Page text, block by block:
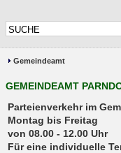
Gemeindeamt
GEMEINDEAMT
Parteienverkehr
Montag bis Freitag
von 08.00 - 12.00 Uhr
Für eine individuelle